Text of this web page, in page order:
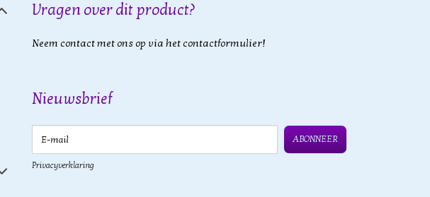
Vragen over dit product?
Neem contact met ons op via het contactformulier!
Nieuwsbrief
E-mail
ABONNEER
Privacyverklaring